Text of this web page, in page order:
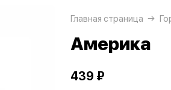
Главная страница
Америка
439 ₽